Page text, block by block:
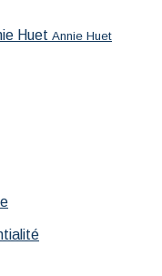
Huet Annie Huet